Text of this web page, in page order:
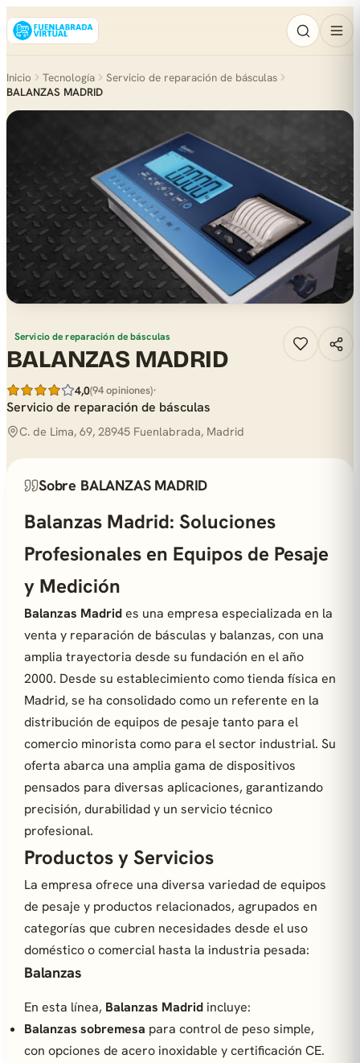
Inicio Tecnología
Servicio de reparación de básculas
BALANZAS MADRID
Servicio de reparación de básculas
BALANZAS MADRID
4,0(94 opiniones)·
Servicio de reparación de básculas
C. de Lima, 69, 28945 Fuenlabrada, Madrid
Sobre BALANZAS MADRID
Balanzas Madrid: Soluciones
Profesionales en Equipos de Pesaje
y Medición
Balanzas Madrides una empresa especializada en la
venta y reparación de básculas y balanzas, con una
amplia trayectoria desde su fundación en el año
2000. Desde su establecimiento como tienda física en
Madrid, se ha consolidado como un referente en la
distribución de equipos de pesaje tanto para el
comercio minorista como para el sector industrial. Su
oferta abarca una amplia gama de dispositivos
pensados para diversas aplicaciones, garantizando
precisión, durabilidad y un servicio técnico
profesional.
Productos y Servicios
La empresa ofrece una diversa variedad de equipos
de pesaje y productos relacionados, agrupados en
categorías que cubren necesidades desde el uso
doméstico o comercial hasta la industria pesada:
Balanzas
En esta línea, Balanzas Madrid incluye:
Balanzas sobremesa para control de peso simple,
con opciones de acero inoxidable y certificación CE.